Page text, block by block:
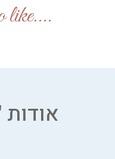
....you may also like